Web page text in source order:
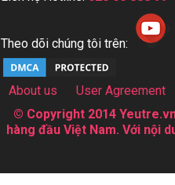
Theo dõi chúng tôi trên:
About us User Agreement
© Copyright 2014
hàng đầu Việt Nam. Với nội